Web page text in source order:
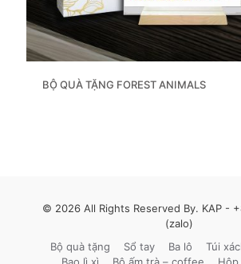
BỘ QUÀ TẶNG FOREST ANIMALS
© 2026 All Rights Reserved By. KAP -
(zalo)
Bộ quà tặng
Sổ tay Ba lô Túi